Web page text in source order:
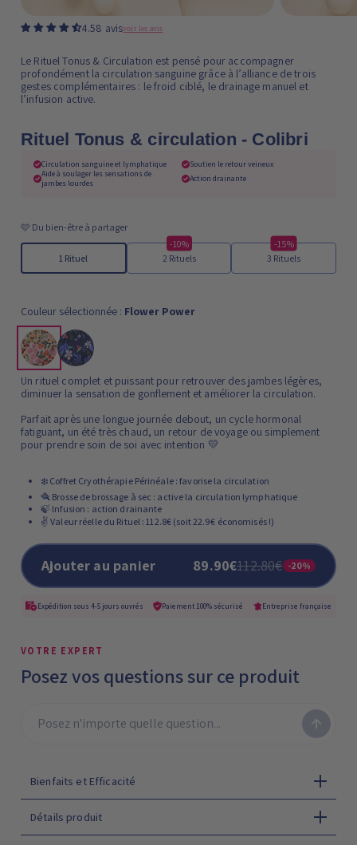
4.58 avisvoir les avis
Le Rituel Tonus & Circulation est pensé pour accompagner
profondément la circulation sanguine grâce à l’alliance de trois
gestes complémentaires : le froid ciblé, le drainage manuel et
l’infusion active.
Rituel Tonus & circulation - Colibri
Circulation sanguine et lymphatique
Soutien le retour veineux
Aide à soulager les sensations de
jambes lourdes
Action drainante
🩷 Du bien-être à partager
1 Rituel
-10%
2 Rituels
-15%
3 Rituels
Couleur sélectionnée : Flower Power
Un rituel complet et puissant pour retrouver des jambes légères,
diminuer la sensation de gonflement et améliorer la circulation.
Parfait après une longue journée debout, un cycle hormonal
fatiguant, un été très chaud, un retour de voyage ou simplement
pour prendre soin de soi avec intention 💛
❄️ Coffret Cryothérapie Périnéale : favorise la circulation
🪮 Brosse de brossage à sec : active la circulation lymphatique
🍃 Infusion : action drainante
✌️ Valeur réelle du Rituel : 112.8€ (soit 22.9€ économisés !)
Ajouter au panier 89.90€112.80€ -20%
Expédition sous 4-5 jours ouvrés Paiement 100% sécurisé Entreprise française
VOTRE EXPERT
Posez vos questions sur ce produit
Bienfaits et Efficacité
Détails produit